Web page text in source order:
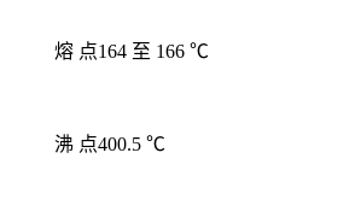
熔 点164 至 166 ℃
沸 点400.5 ℃